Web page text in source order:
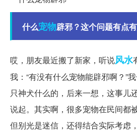
什么宠物辟邪？这个问题有点
哎，朋友最近搬了新家，听说风水
我：“有没有什么宠物能辟邪啊？”
只神犬什么的，后来一想，这事儿
说起。其实啊，很多宠物在民间都
但别光是迷信，还得结合实际考虑